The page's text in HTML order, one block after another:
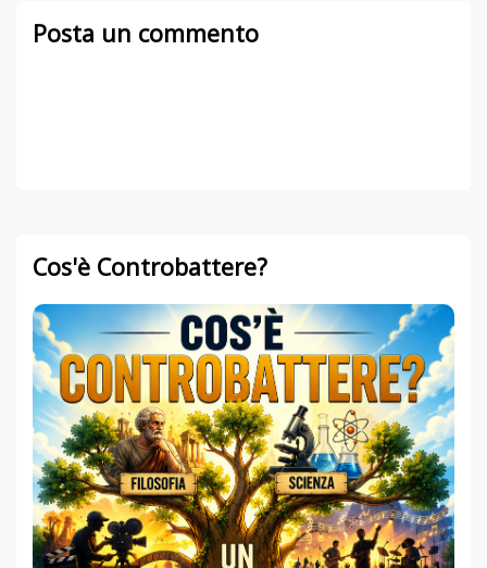
Posta un commento
Cos'è Controbattere?